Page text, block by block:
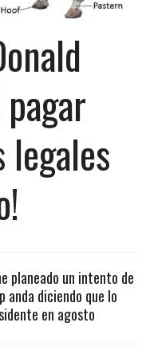
legales
planeado un intento de
anda diciendo que lo
en agosto